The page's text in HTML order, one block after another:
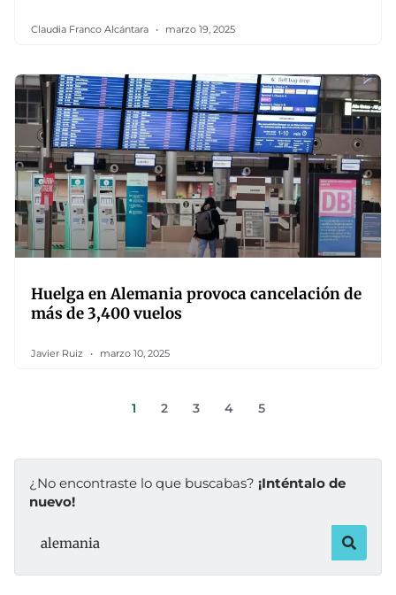
Claudia Franco Alcántara marzo 19, 2025
Huelga en Alemania provoca cancelación de
más de 3,400 vuelos
Javier Ruiz marzo 10, 2025
1 2 3 4 5
¿No encontraste lo que buscabas? ¡Inténtalo de
nuevo!